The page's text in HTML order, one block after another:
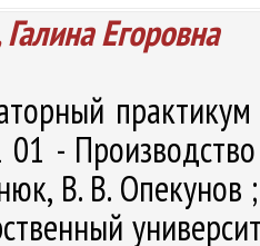
Егоровна
-
В. В. Опекунов